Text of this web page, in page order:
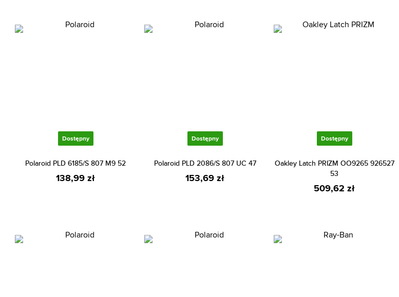
Dostępny
Polaroid PLD 6185/S 807 M9 52
138,99 zł
Dostępny
Polaroid PLD 2086/S 807 UC 47
153,69 zł
Dostępny
Oakley Latch PRIZM OO9265 926527
53
509,62 zł